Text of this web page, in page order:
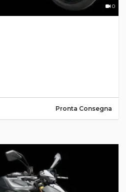
0
Pronta Consegna